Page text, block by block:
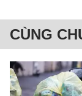
CÙNG